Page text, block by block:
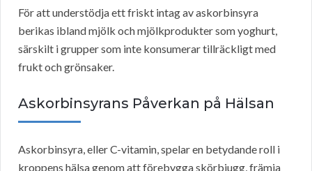
För att understödja ett friskt intag av askorbinsyra
berikas ibland mjölk och mjölkprodukter som yoghurt,
särskilt i grupper som inte konsumerar tillräckligt med
frukt och grönsaker.
Askorbinsyrans Påverkan på Hälsan
Askorbinsyra, eller C-vitamin, spelar en betydande roll i
kroppens hälsa genom att förebygga skörbjugg, främja